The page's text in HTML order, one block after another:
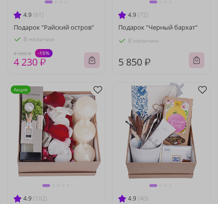
4.9 (61)
Подарок "Райский остров"
В наличии
4 980 ₽ -15%
4 230 ₽
4.9 (72)
Подарок "Черный бархат"
В наличии
5 850 ₽
4.9 (102)
Акция
4.9 (40)